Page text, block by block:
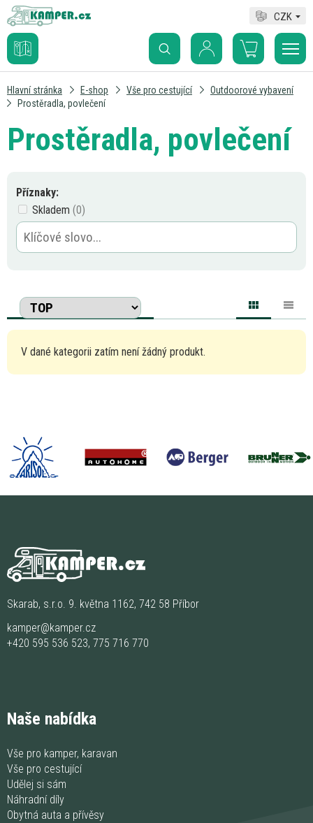
CZK
Hlavní stránka E-shop Vše pro cestující
Outdoorové vybavení
Prostěradla, povlečení
Prostěradla, povlečení
Příznaky:
Skladem
V dané kategorii zatím není žádný produkt.
Skarab, s.r.o. 9. května 1162, 742 58 Příbor
kamper@kamper.cz
+420 595 536 523, 775 716 770
Naše nabídka
Vše pro kamper, karavan
Vše pro cestující
Udělej si sám
Náhradní díly
Obytná auta a přívěsy